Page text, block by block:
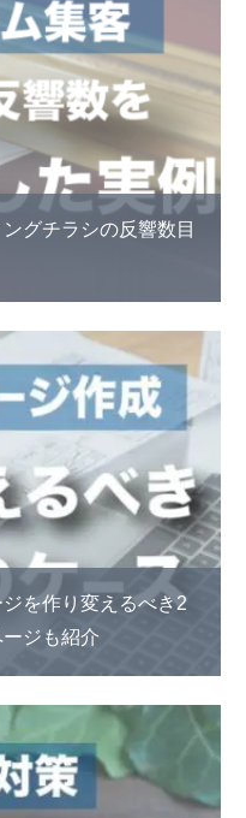
グチラシの反響数目
を作り変えるべき2
ジも紹介